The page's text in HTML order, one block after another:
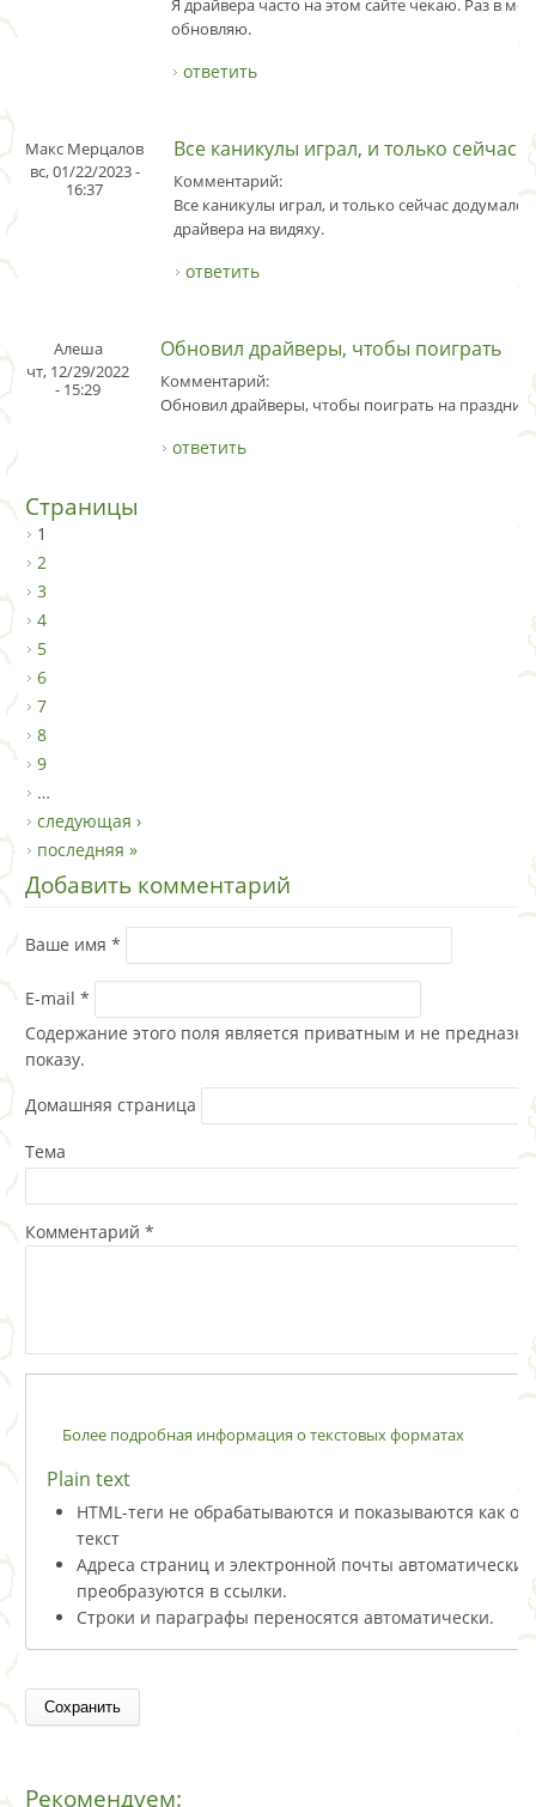
Я драйвера часто на этом сайте чекаю. Раз в
обновляю.
ответить
Макс Мерцалов
вс, 01/22/2023 -
16:37
Все каникулы играл, и только сейчас
Комментарий:
Все каникулы играл, и только сейчас
драйвера на видяху.
ответить
Алеша
чт, 12/29/2022
- 15:29
Обновил драйверы, чтобы поиграть
Комментарий:
Обновил драйверы, чтобы поиграть на
ответить
Страницы
1
2
3
4
5
6
7
8
9
…
следующая ›
последняя »
Добавить комментарий
Ваше имя *
E-mail *
Содержание этого поля является приватным и не
показу.
Домашняя страница
Тема
Комментарий *
Более подробная информация о текстовых форматах
Plain text
HTML-теги не обрабатываются и показываются как
текст
Адреса страниц и электронной почты автоматически
преобразуются в ссылки.
Строки и параграфы переносятся автоматически.
Рекомендуем: